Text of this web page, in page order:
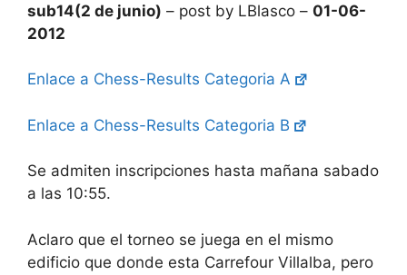
sub14(2 de junio) – post by LBlasco – 01-06-
2012
Enlace a Chess-Results Categoria A
Enlace a Chess-Results Categoria B
Se admiten inscripciones hasta mañana sabado
a las 10:55.
Aclaro que el torneo se juega en el mismo
edificio que donde esta Carrefour Villalba, pero